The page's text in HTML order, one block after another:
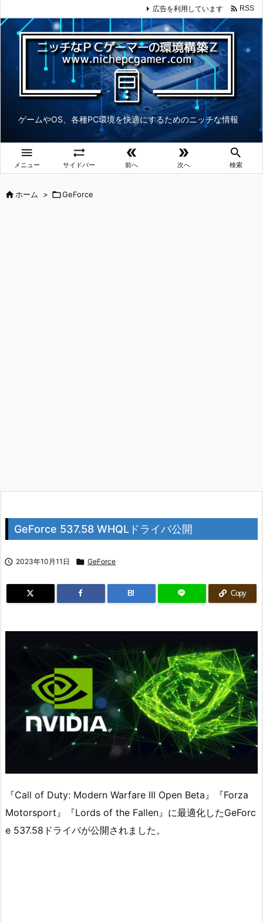
ゲームやOS、各種PC環境を快適にするためのニッチな情報

メニュー

サイドバー

前へ

次へ

検索
広告を利用しています  RSS
ホーム > GeForce
GeForce 537.58 WHQLドライバ公開
 2023年10月11日  GeForce
B! Copy
『Call of Duty: Modern Warfare III Open Beta』『Forza
Motorsport』『Lords of the Fallen』に最適化したGeForc
e 537.58ドライバが公開されました。